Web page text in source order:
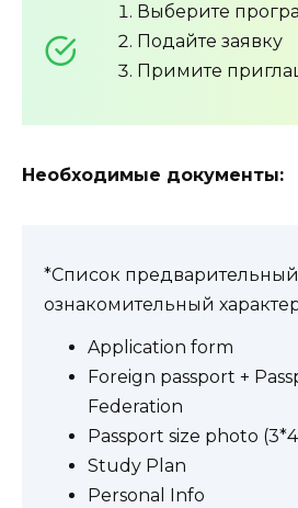
Выберите
Подайте заявку
Примите
Необходимые документы:
*Список
ознакомительный
Application form
Foreign passport +
Federation
Passport size photo
Study Plan
Personal Info